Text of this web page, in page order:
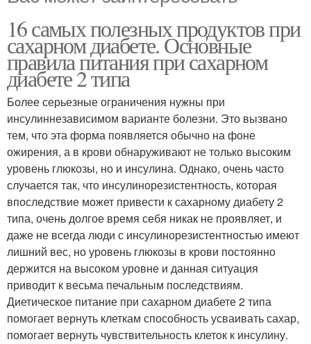
16 самых полезных продуктов при
сахарном диабете. Основные
правила питания при сахарном
диабете 2 типа
Более серьезные ограничения нужны при
инсулиннезависимом варианте болезни. Это вызвано
тем, что эта форма появляется обычно на фоне
ожирения, а в крови обнаруживают не только высоким
уровень глюкозы, но и инсулина. Однако, очень часто
случается так, что инсулинорезистентность, которая
впоследствие может привести к сахарному диабету 2
типа, очень долгое время себя никак не проявляет, и
даже не всегда люди с инсулинорезистентностью имеют
лишний вес, но уровень глюкозы в крови постоянно
держится на высоком уровне и данная ситуация
приводит к весьма печальным последствиям.
Диетическое питание при сахарном диабете 2 типа
помогает вернуть клеткам способность усваивать сахар,
помогает вернуть чувствительность клеток к инсулину.